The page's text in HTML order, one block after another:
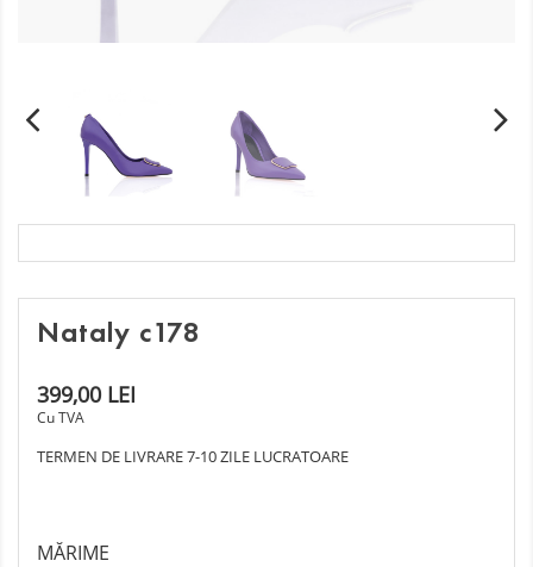
Nataly c178
399,00 LEI
Cu TVA
TERMEN DE LIVRARE 7-10 ZILE LUCRATOARE
MĂRIME